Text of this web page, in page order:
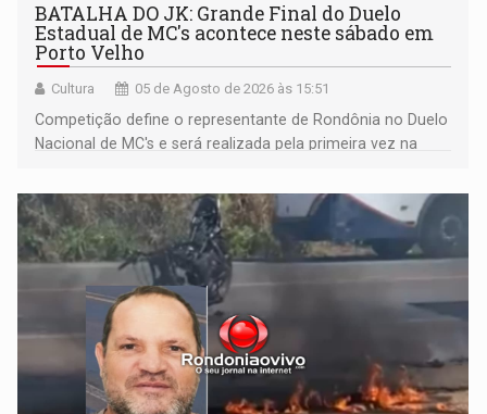
BATALHA DO JK: Grande Final do Duelo
Estadual de MC's acontece neste sábado em
Porto Velho
Cultura 05 de Agosto de 2026 às 15:51
Competição define o representante de Rondônia no Duelo
Nacional de MC's e será realizada pela primeira vez na